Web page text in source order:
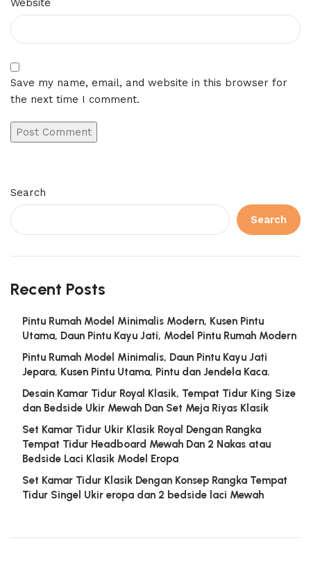
Website
Save my name, email, and website in this browser for
the next time I comment.
Search
Search
Recent Posts
Pintu Rumah Model Minimalis Modern, Kusen Pintu
Utama, Daun Pintu Kayu Jati, Model Pintu Rumah Modern
Pintu Rumah Model Minimalis, Daun Pintu Kayu Jati
Jepara, Kusen Pintu Utama, Pintu dan Jendela Kaca.
Desain Kamar Tidur Royal Klasik, Tempat Tidur King Size
dan Bedside Ukir Mewah Dan Set Meja Riyas Klasik
Set Kamar Tidur Ukir Klasik Royal Dengan Rangka
Tempat Tidur Headboard Mewah Dan 2 Nakas atau
Bedside Laci Klasik Model Eropa
Set Kamar Tidur Klasik Dengan Konsep Rangka Tempat
Tidur Singel Ukir eropa dan 2 bedside laci Mewah